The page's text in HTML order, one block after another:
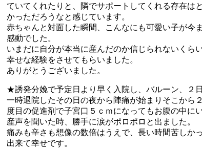
ていてくれたりと、隣でサポートしてくれる存在は
かっただろうなと感じています。
赤ちゃんと対面した瞬間、こんなにも可愛い子が今
感動でした。
いまだに自分が本当に産んだのか信じられないくら
幸せな経験をさせてもらいました。
ありがとうございました。
★誘発分娩で予定日より早く入院し、バルーン、２
一時退院したその日の夜から陣痛が始まりそこから
度目の促進剤で子宮口５ｃｍになってもお腹の中に
産声を聞いた時、勝手に涙がポロポロと出ました。
痛みも辛さも想像の数倍はうえで、長い時間苦しか
出来て幸せです。